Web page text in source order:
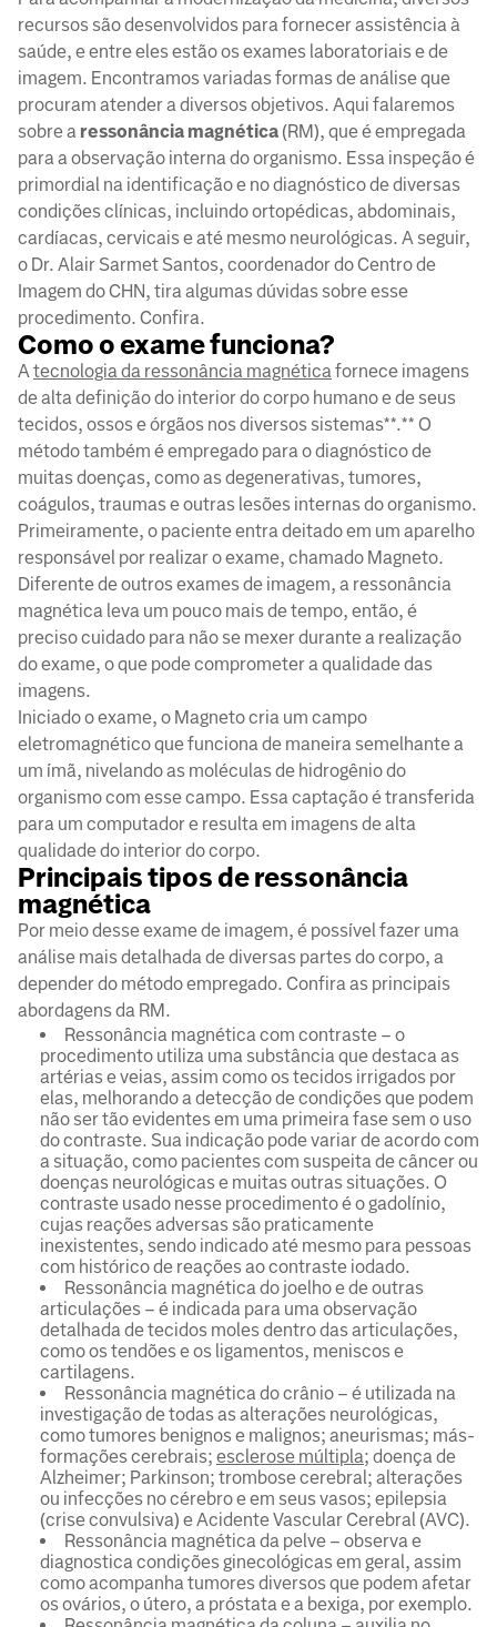
recursos são desenvolvidos para fornecer assistência à
saúde, e entre eles estão os exames laboratoriais e de
imagem. Encontramos variadas formas de análise que
procuram atender a diversos objetivos. Aqui falaremos
sobre a ressonância magnética (RM), que é empregada
para a observação interna do organismo. Essa inspeção é
primordial na identificação e no diagnóstico de diversas
condições clínicas, incluindo ortopédicas, abdominais,
cardíacas, cervicais e até mesmo neurológicas. A seguir,
o Dr. Alair Sarmet Santos, coordenador do Centro de
Imagem do CHN, tira algumas dúvidas sobre esse
procedimento. Confira.
Como o exame funciona?
Atecnologia da ressonância magnéticafornece imagens
de alta definição do interior do corpo humano e de seus
tecidos, ossos e órgãos nos diversos sistemas**.** O
método também é empregado para o diagnóstico de
muitas doenças, como as degenerativas, tumores,
coágulos, traumas e outras lesões internas do organismo.
Primeiramente, o paciente entra deitado em um aparelho
responsável por realizar o exame, chamado Magneto.
Diferente de outros exames de imagem, a ressonância
magnética leva um pouco mais de tempo, então, é
preciso cuidado para não se mexer durante a realização
do exame, o que pode comprometer a qualidade das
imagens.
Iniciado o exame, o Magneto cria um campo
eletromagnético que funciona de maneira semelhante a
um ímã, nivelando as moléculas de hidrogênio do
organismo com esse campo. Essa captação é transferida
para um computador e resulta em imagens de alta
qualidade do interior do corpo.
Principais tipos de ressonância
magnética
Por meio desse exame de imagem, é possível fazer uma
análise mais detalhada de diversas partes do corpo, a
depender do método empregado. Confira as principais
abordagens da RM.
Ressonância magnética com contraste – o
procedimento utiliza uma substância que destaca as
artérias e veias, assim como os tecidos irrigados por
elas, melhorando a detecção de condições que podem
não ser tão evidentes em uma primeira fase sem o uso
do contraste. Sua indicação pode variar de acordo com
a situação, como pacientes com suspeita de câncer ou
doenças neurológicas e muitas outras situações. O
contraste usado nesse procedimento é o gadolínio,
cujas reações adversas são praticamente
inexistentes, sendo indicado até mesmo para pessoas
com histórico de reações ao contraste iodado.
Ressonância magnética do joelho e de outras
articulações – é indicada para uma observação
detalhada de tecidos moles dentro das articulações,
como os tendões e os ligamentos, meniscos e
cartilagens.
Ressonância magnética do crânio – é utilizada na
investigação de todas as alterações neurológicas,
como tumores benignos e malignos; aneurismas; más-
formações cerebrais; esclerose múltipla; doença de
Alzheimer; Parkinson; trombose cerebral; alterações
ou infecções no cérebro e em seus vasos; epilepsia
(crise convulsiva) e Acidente Vascular Cerebral (AVC).
Ressonância magnética da pelve – observa e
diagnostica condições ginecológicas em geral, assim
como acompanha tumores diversos que podem afetar
os ovários, o útero, a próstata e a bexiga, por exemplo.